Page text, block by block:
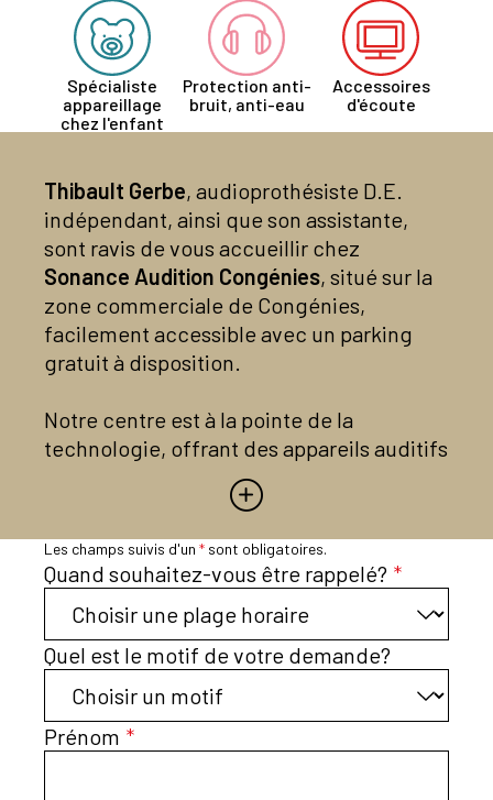
Spécialiste
appareillage
chez l'enfant
Protection anti-
bruit, anti-eau
Accessoires
d'écoute
Thibault Gerbe, audioprothésiste D.E.
indépendant, ainsi que son assistante,
sont ravis de vous accueillir chez
Sonance Audition Congénies, situé sur la
zone commerciale de Congénies,
facilement accessible avec un parking
gratuit à disposition.
Notre centre est à la pointe de la
technologie, offrant des appareils auditifs
de dernière génération des marques les
plus reconnues. Nous vous proposons ces
solutions avancées à des tarifs
compétitifs, tout en respectant les
accords avec les mutuelles.
Nos engagements chez Sonance Audition
Congénies :
Bilan auditif gratuit: Venez découvrir
Les champs suivis d'un * sont obligatoires.
Quand souhaitez-vous être rappelé? *
Quel est le motif de votre demande?
Prénom *